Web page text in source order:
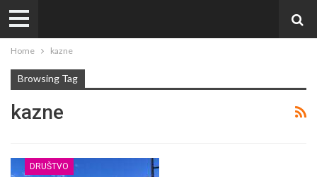
Home kazne
Browsing Tag
kazne
DRUŠTVO